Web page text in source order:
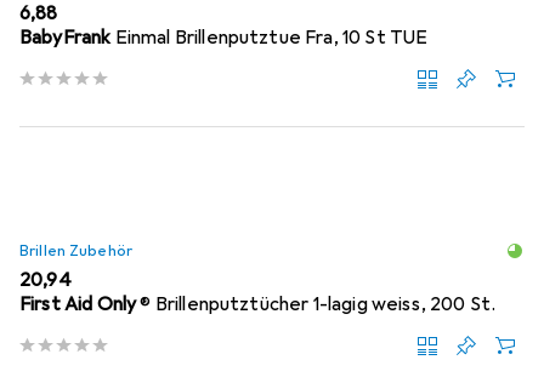
EUR
6,88
BabyFrank Einmal Brillenputztue Fra, 10 St TUE
Brillen Zubehör
EUR
20,94
First Aid Only® Brillenputztücher 1-lagig weiss, 200 St.